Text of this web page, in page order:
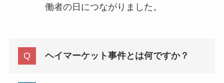
働者の日につながりました。
ヘイマーケット事件とは何ですか？